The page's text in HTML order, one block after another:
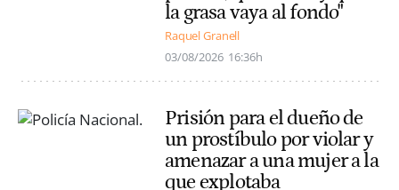
la grasa vaya al fondo"
Raquel Granell
03/08/2026 16:36h
Prisión para el dueño de
un prostíbulo por violar y
amenazar a una mujer a la
que explotaba